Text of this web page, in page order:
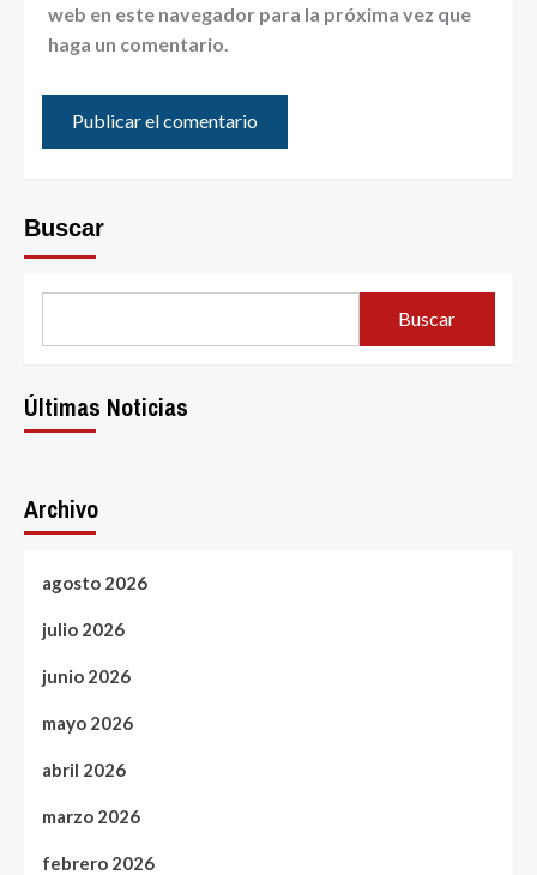
web en este navegador para la próxima vez que
haga un comentario.
Buscar
Buscar
Últimas Noticias
Archivo
agosto 2026
julio 2026
junio 2026
mayo 2026
abril 2026
marzo 2026
febrero 2026